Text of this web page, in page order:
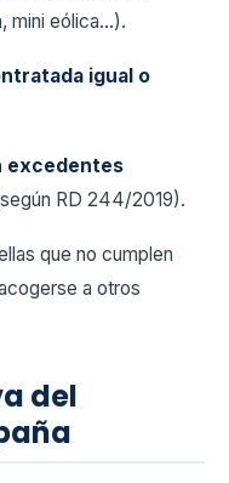
mini eólica…).
igual o
excedentes
RD 244/2019).
que no cumplen
a otros
del